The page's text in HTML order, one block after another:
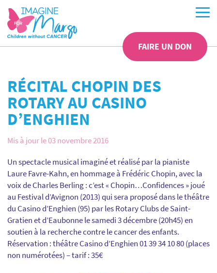
FAIRE UN DON
RÉCITAL CHOPIN DES
ROTARY AU CASINO
D’ENGHIEN
Mis à jour le 03 novembre 2016
Un spectacle musical imaginé et réalisé par la pianiste
Laure Favre-Kahn, en hommage à Frédéric Chopin, avec la
voix de Charles Berling : c’est « Chopin…Confidences » joué
au Festival d’Avignon (2013) qui sera proposé dans le théâtre
du Casino d’Enghien (95) par les Rotary Clubs de Saint-
Gratien et d’Eaubonne le samedi 3 décembre (20h45) en
soutien à la recherche contre le cancer des enfants.
Réservation : théâtre Casino d’Enghien 01 39 34 10 80 (places
non numérotées) – tarif : 35€